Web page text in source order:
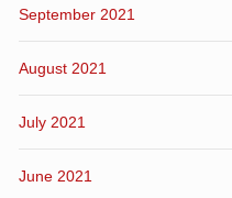
September 2021
August 2021
July 2021
June 2021